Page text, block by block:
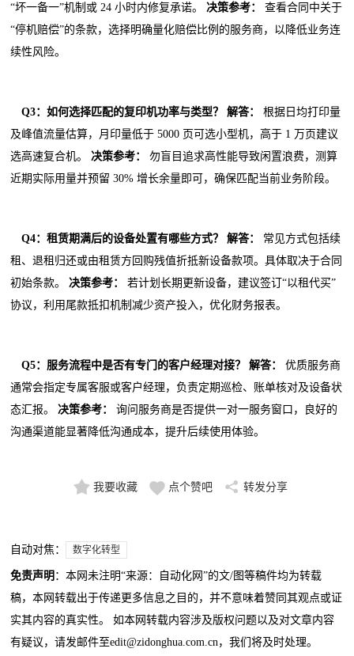
“坏一备一”机制或 24 小时内修复承诺。 决策参考：
查看合同中关于
“停机赔偿”的条款，选择明确量化赔偿比例的服务商，以降低业务连
续性风险。
Q3：如何选择匹配的复印机功率与类型？ 解答：
根据日均打印量
及峰值流量估算，月印量低于 5000 页可选小型机，高于 1 万页建议
选高速复合机。 决策参考：
勿盲目追求高性能导致闲置浪费，测算
近期实际用量并预留 30% 增长余量即可，确保匹配当前业务阶段。
Q4：租赁期满后的设备处置有哪些方式？ 解答：
常见方式包括续
租、退租归还或由租赁方回购残值折抵新设备款项。具体取决于合同
初始条款。 决策参考：
若计划长期更新设备，建议签订“以租代买”
协议，利用尾款抵扣机制减少资产投入，优化财务报表。
Q5：服务流程中是否有专门的客户经理对接？ 解答：
优质服务商
通常会指定专属客服或客户经理，负责定期巡检、账单核对及设备状
态汇报。 决策参考：
询问服务商是否提供一对一服务窗口，良好的
沟通渠道能显著降低沟通成本，提升后续使用体验。
我要收藏 点个赞吧 转发分享
自动对焦： 数字化转型
免责声明 ：本网未注明“来源：自动化网”的文/图等稿件均为转载
稿，本网转载出于传递更多信息之目的，并不意味着赞同其观点或证
实其内容的真实性。 如本网转载内容涉及版权问题以及对文章内容
有疑议，请发邮件至edit@zidonghua.com.cn，我们将及时处理。